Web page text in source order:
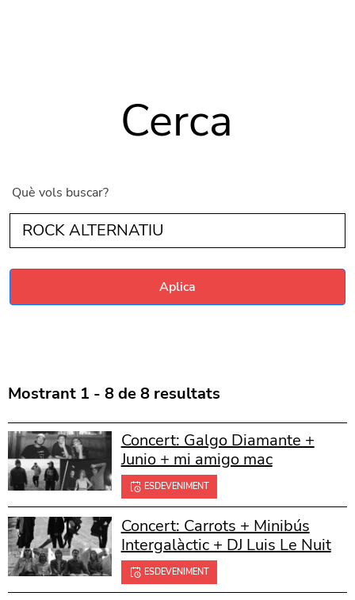
Cerca
Què vols buscar?
Aplica
Mostrant 1 - 8 de 8 resultats
Concert: Galgo Diamante +
Junio + mi amigo mac
ESDEVENIMENT
Concert: Carrots + Minibús
Intergalàctic + DJ Luis Le Nuit
ESDEVENIMENT